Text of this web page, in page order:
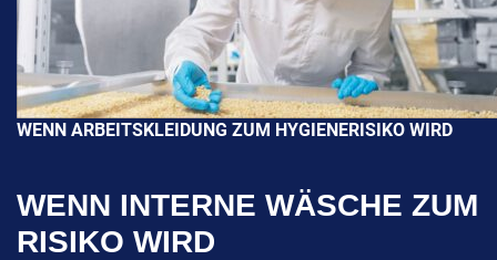
WENN ARBEITSKLEIDUNG ZUM HYGIENERISIKO WIRD
WENN INTERNE WÄSCHE ZUM
RISIKO WIRD